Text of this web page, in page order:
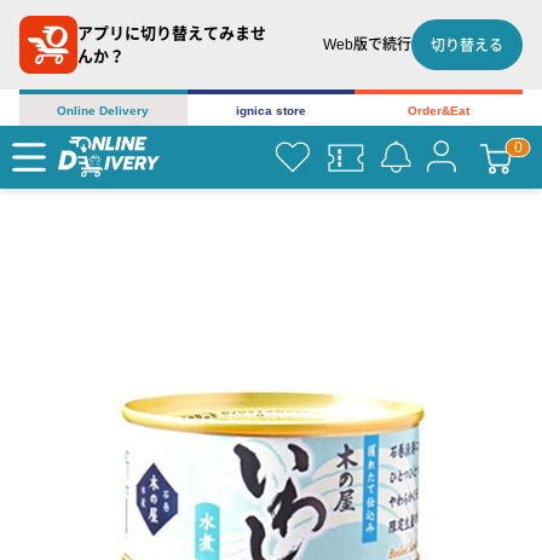
アプリに切り替えてみませ
んか？
Web版で続行 切り替える
Online Delivery ignica store Order&Eat